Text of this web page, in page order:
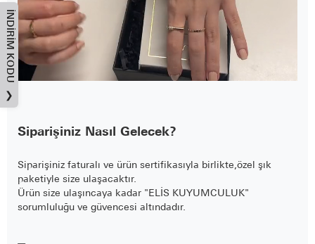
Siparişiniz Nasıl Gelecek?
Siparişiniz faturalı ve ürün sertifikasıyla birlikte,özel şık
paketiyle size ulaşacaktır.
Ürün size ulaşıncaya kadar "ELİS KUYUMCULUK"
sorumluluğu ve güvencesi altındadır.
İNDIRIM KODU
❯